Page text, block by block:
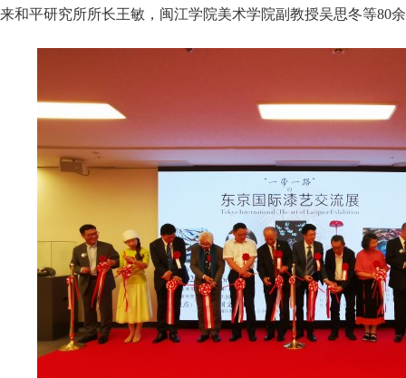
来和平研究所所长王敏，闽江学院美术学院副教授吴思冬等80